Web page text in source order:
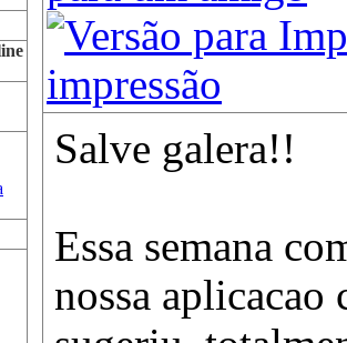
impressão
Salve galera!!
Essa semana
nossa aplicacao